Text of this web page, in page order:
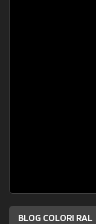
BLOG COLORI RAL